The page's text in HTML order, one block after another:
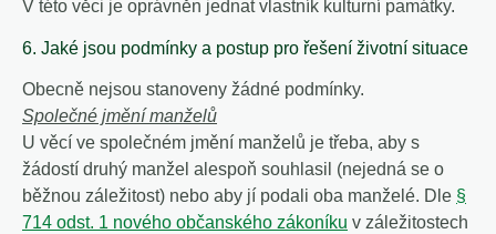
V této věci je oprávněn jednat vlastník kulturní památky.
6. Jaké jsou podmínky a postup pro řešení životní situace
Obecně nejsou stanoveny žádné podmínky.
Společné jmění manželů
U věcí ve společném jmění manželů je třeba, aby s
žádostí druhý manžel alespoň souhlasil (nejedná se o
běžnou záležitost) nebo aby jí podali oba manželé. Dle §
714 odst. 1 nového občanského zákoníku v záležitostech